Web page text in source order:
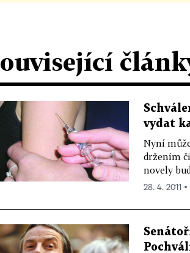
vydat
Nyní
držením
novely
28. 4. 2011